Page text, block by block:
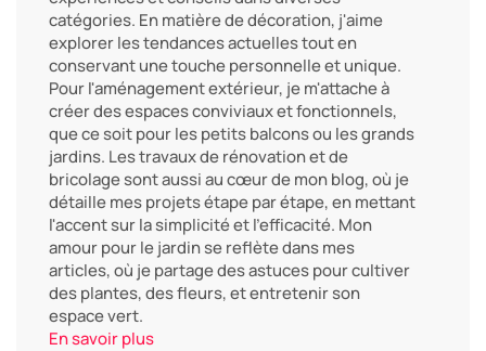
catégories. En matière de décoration, j'aime
explorer les tendances actuelles tout en
conservant une touche personnelle et unique.
Pour l'aménagement extérieur, je m'attache à
créer des espaces conviviaux et fonctionnels,
que ce soit pour les petits balcons ou les grands
jardins. Les travaux de rénovation et de
bricolage sont aussi au cœur de mon blog, où je
détaille mes projets étape par étape, en mettant
l'accent sur la simplicité et l'efficacité. Mon
amour pour le jardin se reflète dans mes
articles, où je partage des astuces pour cultiver
des plantes, des fleurs, et entretenir son
espace vert.
En savoir plus